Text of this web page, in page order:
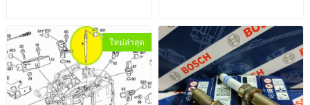
ใหม่ล่าสุด